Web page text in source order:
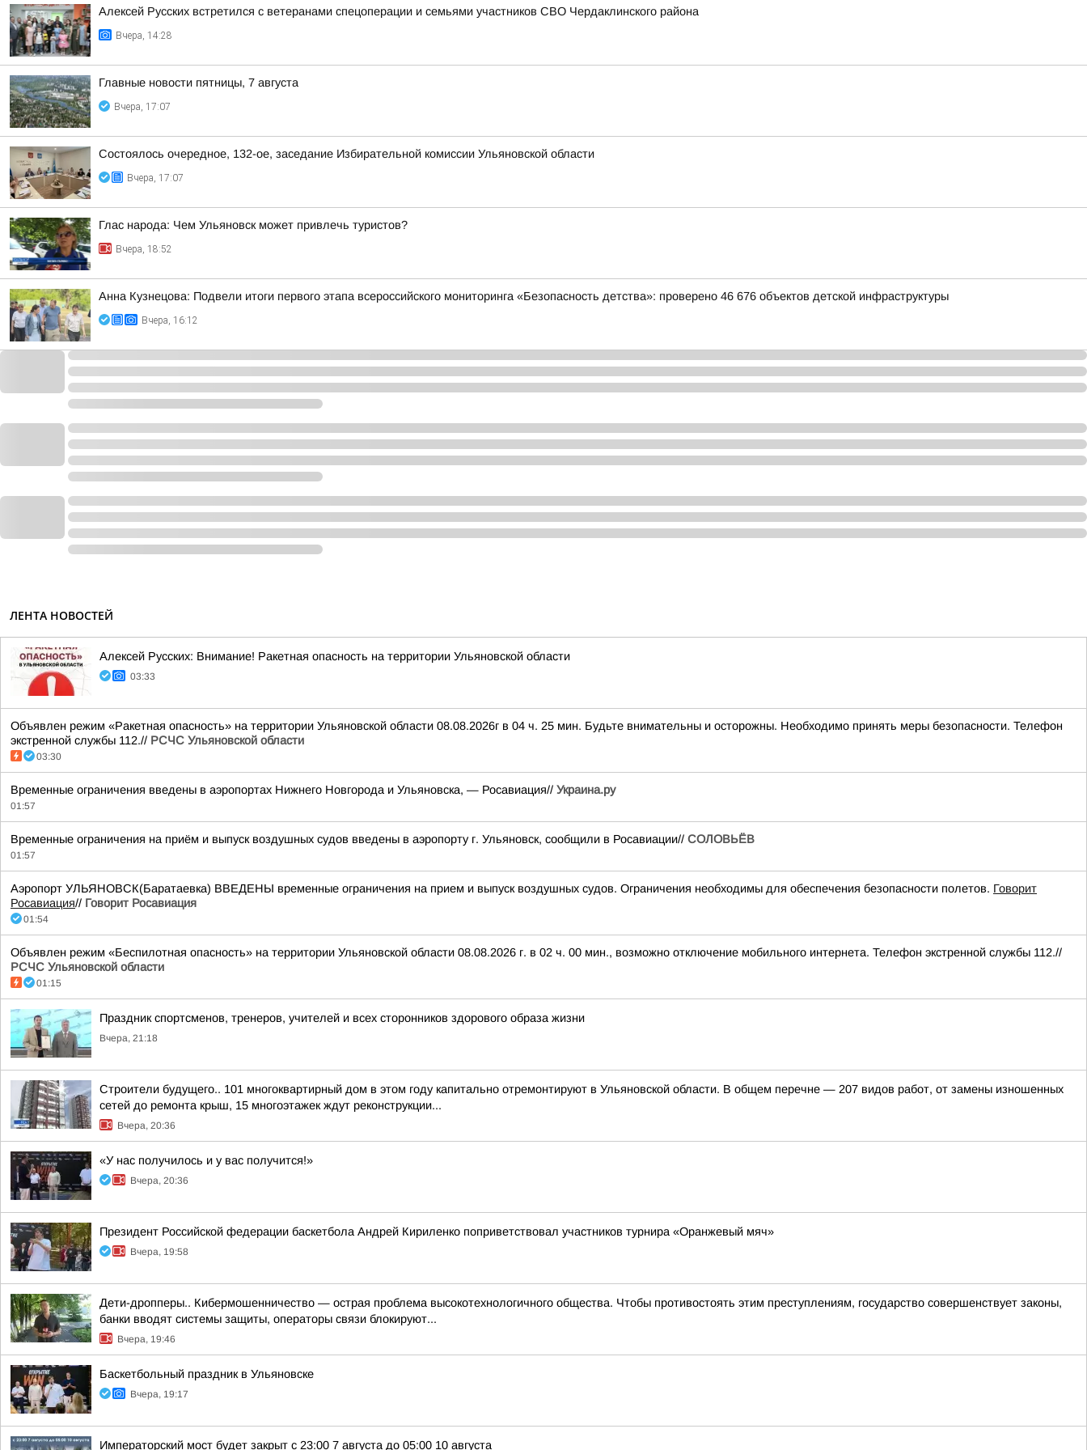
Алексей Русских встретился с ветеранами спецоперации и семьями участников СВО Чердаклинского района
Вчера, 14:28
Главные новости пятницы, 7 августа
Вчера, 17:07
Состоялось очередное, 132-ое, заседание Избирательной комиссии Ульяновской области
Вчера, 17:07
Глас народа: Чем Ульяновск может привлечь туристов?
Вчера, 18:52
Анна Кузнецова: Подвели итоги первого этапа всероссийского мониторинга «Безопасность детства»: проверено 46 676 объектов детской инфраструктуры
Вчера, 16:12
ЛЕНТА НОВОСТЕЙ
Алексей Русских: Внимание! Ракетная опасность на территории Ульяновской области
03:33
Объявлен режим «Ракетная опасность» на территории Ульяновской области 08.08.2026г в 04 ч. 25 мин. Будьте внимательны и осторожны. Необходимо принять меры безопасности. Телефон
экстренной службы 112.// РСЧС Ульяновской области
03:30
Временные ограничения введены в аэропортах Нижнего Новгорода и Ульяновска, — Росавиация// Украина.ру
01:57
Временные ограничения на приём и выпуск воздушных судов введены в аэропорту г. Ульяновск, сообщили в Росавиации// СОЛОВЬЁВ
01:57
Аэропорт УЛЬЯНОВСК(Баратаевка) ВВЕДЕНЫ временные ограничения на прием и выпуск воздушных судов. Ограничения необходимы для обеспечения безопасности полетов. Говорит
Росавиация// Говорит Росавиация
01:54
Объявлен режим «Беспилотная опасность» на территории Ульяновской области 08.08.2026 г. в 02 ч. 00 мин., возможно отключение мобильного интернета. Телефон экстренной службы 112.//
РСЧС Ульяновской области
01:15
Праздник спортсменов, тренеров, учителей и всех сторонников здорового образа жизни
Вчера, 21:18
Строители будущего.. 101 многоквартирный дом в этом году капитально отремонтируют в Ульяновской области. В общем перечне — 207 видов работ, от замены изношенных
сетей до ремонта крыш, 15 многоэтажек ждут реконструкции...
Вчера, 20:36
«У нас получилось и у вас получится!»
Вчера, 20:36
Президент Российской федерации баскетбола Андрей Кириленко поприветствовал участников турнира «Оранжевый мяч»
Вчера, 19:58
Дети-дропперы.. Кибермошенничество — острая проблема высокотехнологичного общества. Чтобы противостоять этим преступлениям, государство совершенствует законы,
банки вводят системы защиты, операторы связи блокируют...
Вчера, 19:46
Баскетбольный праздник в Ульяновске
Вчера, 19:17
Императорский мост будет закрыт с 23:00 7 августа до 05:00 10 августа